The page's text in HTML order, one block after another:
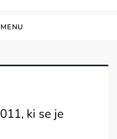
MENU
ki se je